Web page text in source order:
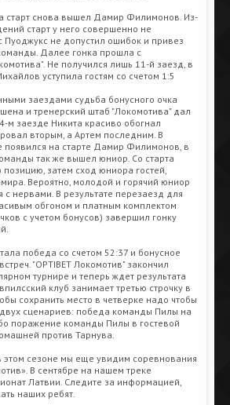
старт снова вышел Дамир Филимонов. Из-
старт у него совершенно не
Пуоджукс не допустил ошибок и привез
Далее гонка прошла с
Не получился лишь 11-й заезд, в
уступила гостям со счетом 1:5
заездами судьба бонусного очка
и тренерский штаб "Локомотива" дал
м заезде Никита красиво обогнал
вторым, а Артем последним. В
появился на старте Дамир Филимонов, в
так же вышел юниор. Со старта
затем сход юниора гостей,
Вероятно, молодой и горячий юниор
с нервами. В результате перезаезд для
обгоном и платным комплектом
с учетом бонусов) завершил гонку
победа со счетом 52:37 и бонусное
"OPTIBET Локомотив" закончил
турнире и теперь ждет результата
клуб занимает третью строчку в
сохранить место в четверке надо чтобы
сценариев: победа команды Пилы на
поражение команды Пилы в гостевой
против Тарнува.
сезоне мы еще увидим соревнования
В сентябре на нашем треке
Латвии. Следите за информацией,
наших ребят.